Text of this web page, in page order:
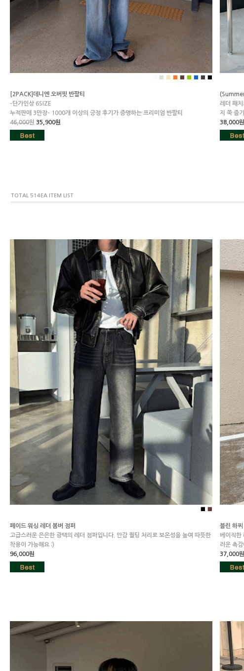
■ ■ ■ ■ ■ ■ ■ ■
[2PACK]데니엔 오버핏 반팔티
-단가인상 6SIZE
누적판매 3만장- 1000개 이상의 긍정 후기가 증명하는 프리미엄 반팔티
46,000원 35,900원
레더 패
지 쭉 즐
38,000원
TOTAL 514EA ITEM LIST
■ ■
페이드 워싱 레더 봄버 점퍼
고급스러운 은은한 광택의 레더 점퍼입니다. 안감 퀄팅 처리로 보온성을 높여 따뜻한
착용이 가능해요 :)
96,000원
블린 하
베이직한
러운 촉
37,000원